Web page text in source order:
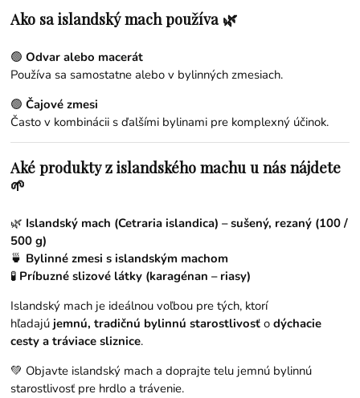
Ako sa islandský mach používa 🌿
🟢Odvar alebo macerát
Používa sa samostatne alebo v bylinných zmesiach.
🟢Čajové zmesi
Často v kombinácii s ďalšími bylinami pre komplexný účinok.
Aké produkty z islandského machu u nás nájdete
🌱
🌿 Islandský mach (Cetraria islandica) – sušený, rezaný (100 /
500 g)
🍵 Bylinné zmesi s islandským machom
🧪 Príbuzné slizové látky (karagénan – riasy)
Islandský mach je ideálnou voľbou pre tých, ktorí
hľadajú jemnú, tradičnú bylinnú starostlivosť odýchacie
cesty a tráviace sliznice.
💚 Objavte islandský mach a doprajte telu jemnú bylinnú
starostlivosť pre hrdlo a trávenie.